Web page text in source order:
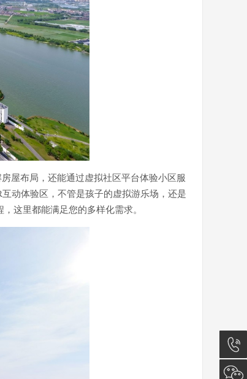
屋布局，还能通过虚拟社区平台体验小区服
动体验区，不管是孩子的虚拟游乐场，还是
这里都能满足您的多样化需求。